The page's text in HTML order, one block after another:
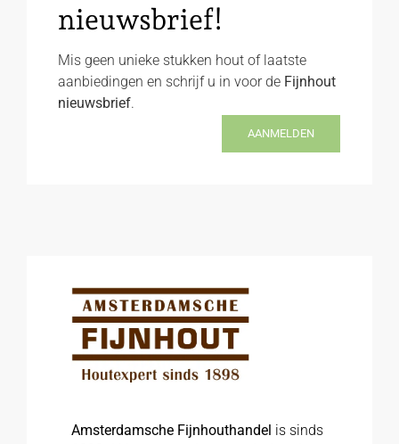
nieuwsbrief!
Mis geen unieke stukken hout of laatste
aanbiedingen en schrijf u in voor de Fijnhout
nieuwsbrief.
AANMELDEN
Amsterdamsche Fijnhouthandel is sinds